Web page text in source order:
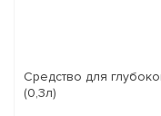
Средство для
(0,3л)